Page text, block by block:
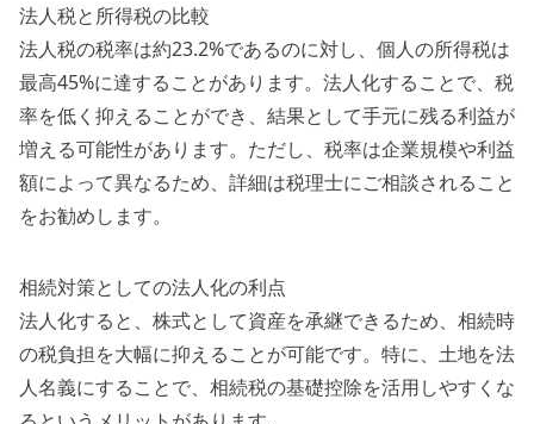
法人税と所得税の比較
法人税の税率は約23.2%であるのに対し、個人の所得税は
最高45%に達することがあります。法人化することで、税
率を低く抑えることができ、結果として手元に残る利益が
増える可能性があります。ただし、税率は企業規模や利益
額によって異なるため、詳細は税理士にご相談されること
をお勧めします。
相続対策としての法人化の利点
法人化すると、株式として資産を承継できるため、相続時
の税負担を大幅に抑えることが可能です。特に、土地を法
人名義にすることで、相続税の基礎控除を活用しやすくな